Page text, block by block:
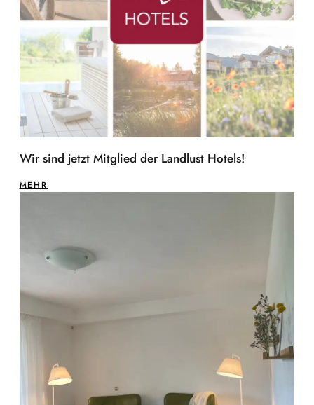
Wir sind jetzt Mitglied der Landlust Hotels!
MEHR